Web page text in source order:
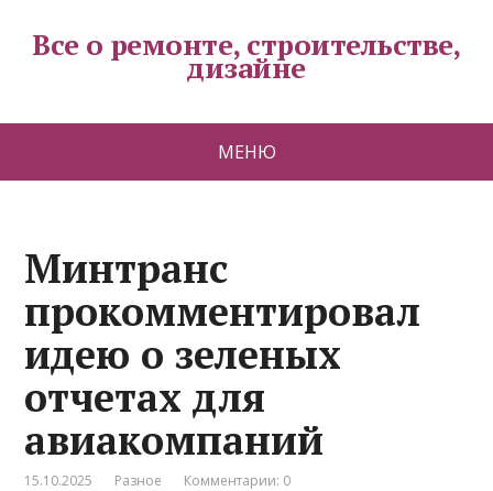
Все о ремонте, строительстве,
дизайне
МЕНЮ
Минтранс
прокомментировал
идею о зеленых
отчетах для
авиакомпаний
15.10.2025 Разное Комментарии: 0